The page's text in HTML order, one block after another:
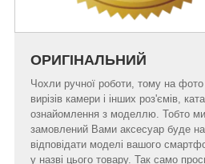
ОРИГІНАЛЬНИЙ
Чохли ручної роботи, тому на фото
вирізів камери і інших роз'ємів,
ознайомлення з моделлю. Тобто
замовлений Вами аксесуар буде на
відповідати моделі вашого
у назві цього товару. Так само